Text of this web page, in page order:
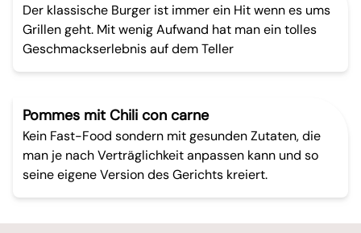
Der klassische Burger ist immer ein Hit wenn es ums
Grillen geht. Mit wenig Aufwand hat man ein tolles
Geschmackserlebnis auf dem Teller
Pommes mit Chili con carne
Kein Fast-Food sondern mit gesunden Zutaten, die
man je nach Verträglichkeit anpassen kann und so
seine eigene Version des Gerichts kreiert.